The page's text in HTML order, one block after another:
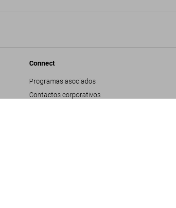
Connect
Programas asociados
Contactos corporativos